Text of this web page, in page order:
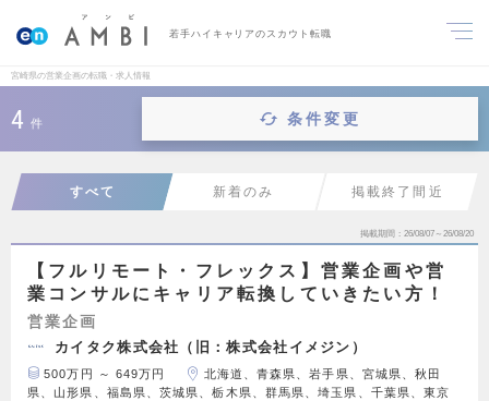
若手ハイキャリアのスカウト転職
宮崎県の営業企画の転職・求人情報
4 件 条件変更
すべて 新着のみ 掲載終了間近
掲載期間 26/08/07～26/08/20
【フルリモート・フレックス】営業企画や営
業コンサルにキャリア転換していきたい方！
営業企画
カイタク株式会社（旧：株式会社イメジン）
500万円 ～ 649万円
北海道、青森県、岩手県、宮城県、秋田
県、山形県、福島県、茨城県、栃木県、群馬県、埼玉県、千葉県、東京